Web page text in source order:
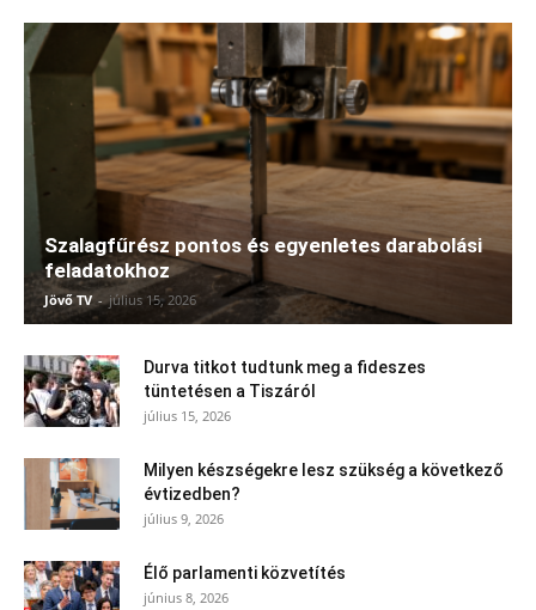
Szalagfűrész pontos és egyenletes darabolási
feladatokhoz
Jövő TV - július 15, 2026
Durva titkot tudtunk meg a fideszes
tüntetésen a Tiszáról
július 15, 2026
Milyen készségekre lesz szükség a következő
évtizedben?
július 9, 2026
Élő parlamenti közvetítés
június 8, 2026